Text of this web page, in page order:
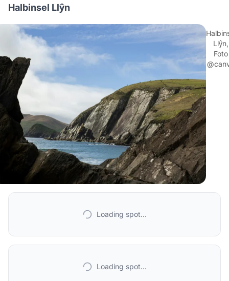
Halbinsel Llŷn
Llŷn,
Foto
Loading spot...
Loading spot...